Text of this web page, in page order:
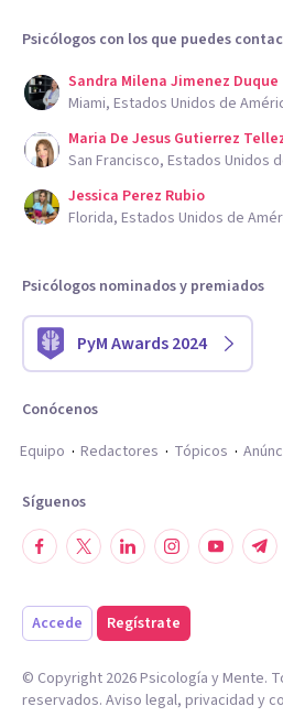
Psicólogos con los que puedes
Sandra Milena Jimenez Duque
Miami, Estados Unidos de
Maria De Jesus Gutierrez
San Francisco, Estados Unidos
Jessica Perez Rubio
Florida, Estados Unidos de
Psicólogos nominados y premiados
PyM Awards 2024
Conócenos
Equipo
Redactores Tópicos
Síguenos
Accede Regístrate
© Copyright 2026Psicología y Mente.
reservados. Aviso legal, privacidad y